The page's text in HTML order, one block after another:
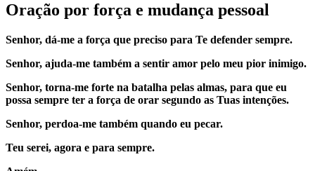
Oração por força e mudança pessoal
Senhor, dá-me a força que preciso para Te defender sempre.
Senhor, ajuda-me também a sentir amor pelo meu pior inimigo.
Senhor, torna-me forte na batalha pelas almas, para que eu
possa sempre ter a força de orar segundo as Tuas intenções.
Senhor, perdoa-me também quando eu pecar.
Teu serei, agora e para sempre.